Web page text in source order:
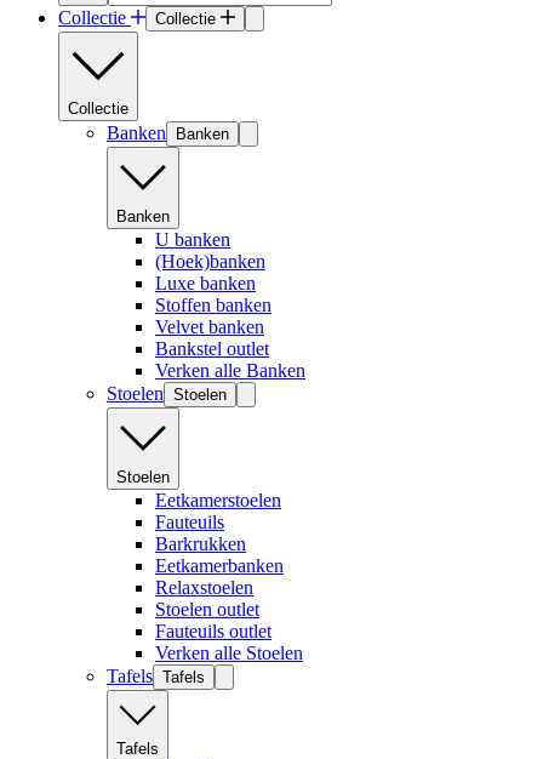
Collectie Collectie
Collectie
Banken Banken
Banken
U banken
(Hoek)banken
Luxe banken
Stoffen banken
Velvet banken
Bankstel outlet
Verken alle Banken
Stoelen Stoelen
Stoelen
Eetkamerstoelen
Fauteuils
Barkrukken
Eetkamerbanken
Relaxstoelen
Stoelen outlet
Fauteuils outlet
Verken alle Stoelen
Tafels Tafels
Tafels